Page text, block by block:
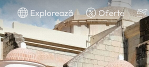
Explorează Oferte